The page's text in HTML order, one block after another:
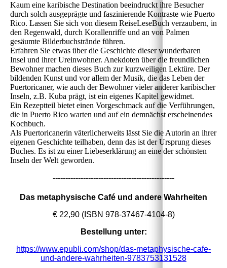
Kaum eine karibische Destination beeindruckt ihre Besucher
durch solch ausgeprägte und faszinierende Kontraste wie Puerto
Rico. Lassen Sie sich von diesem ReiseLeseBuch verzaubern, in
den Regenwald, durch Korallenriffe und an von Palmen
gesäumte Bilderbuchstrände führen.
Erfahren Sie etwas über die Geschichte dieser wunderbaren
Insel und ihrer Ureinwohner. Anekdoten über die freundlichen
Bewohner machen dieses Buch zur kurzweiligen Lektüre. Der
bildenden Kunst und vor allem der Musik, die das Leben der
Puertoricaner, wie auch der Bewohner vieler anderer karibischer
Inseln, z.B. Kuba prägt, ist ein eigenes Kapitel gewidmet.
Ein Rezeptteil bietet einen Vorgeschmack auf die Verführungen,
die in Puerto Rico warten und auf ein demnächst erscheinendes
Kochbuch.
Als Puertoricanerin väterlicherweits lässt Sie die Autorin an ihrer
eigenen Geschichte teilhaben, denn das ist der Ursprung dieses
Buches. Es ist zu einer Liebeserklärung an eine der schönsten
Inseln der Welt geworden.
------------------------------------------------
Das metaphysische Café und andere Wahrheiten
€ 22,90 (ISBN 978-37467-4104-8)
Bestellung unter:
https://www.epubli.com/shop/das-metaphysische-cafe-
und-andere-wahrheiten-9783753131528